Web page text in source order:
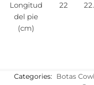
Longitud
del pie
(cm)
22
Categories: Botas